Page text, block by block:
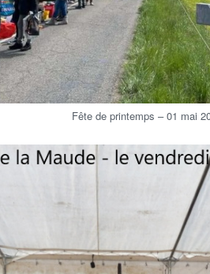
Fête de printemps – 01 mai